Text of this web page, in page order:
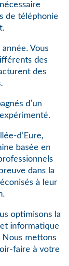
de téléphonie
Vous
des
des
d’un
d’Eure,
basée en
dans la
à leur
optimisons la
informatique
Nous mettons
faire à votre